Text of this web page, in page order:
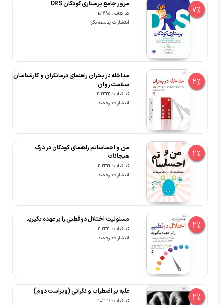
7%
مرور جامع پرستاری کودکان DRS
کد کتاب : 101685
انتشارات جامعه نگر
2%
مداخله در بحران راهنمای درمانگران و کارشناسان
سلامت روان
کد کتاب : 202323
انتشارات ارجمند
2%
من و احساساتم راهنمای کودکان در درک
هیجانات
کد کتاب : 202322
انتشارات ارجمند
2%
مسئولیت اختلال دوقطبی را بر عهده بگیرید
کد کتاب : 202320
انتشارات ارجمند
2%
غلبه بر اضطراب و نگرانی (ویراست دوم)
کد کتاب : 202319